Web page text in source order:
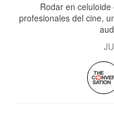
Rodar en
profesionales del cine,